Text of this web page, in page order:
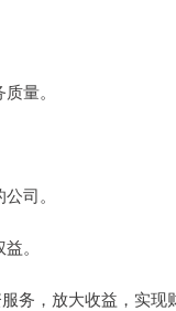
量。
司。
。
务，放大收益，实